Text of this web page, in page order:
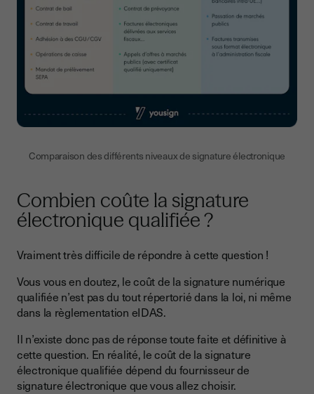
Comparaison des différents niveaux de signature électronique
Combien coûte la signature
électronique qualifiée ?
Vraiment très difficile de répondre à cette question !
Vous vous en doutez, le coût de la signature numérique
qualifiée n’est pas du tout répertorié dans la loi, ni même
dans la règlementation eIDAS.
Il n’existe donc pas de réponse toute faite et définitive à
cette question. En réalité, le coût de la signature
électronique qualifiée dépend du fournisseur de
signature électronique que vous allez choisir.